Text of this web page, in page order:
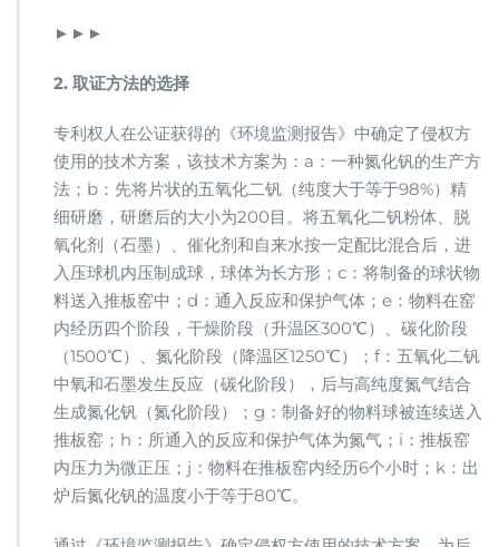
►►►
2. 取证方法的选择
专利权人在公证获得的《环境监测报告》中确定了侵权方
使用的技术方案，该技术方案为：a：一种氮化钒的生产方
法；b：先将片状的五氧化二钒（纯度大于等于98%）精
细研磨，研磨后的大小为200目。将五氧化二钒粉体、脱
氧化剂（石墨）、催化剂和自来水按一定配比混合后，进
入压球机内压制成球，球体为长方形；c：将制备的球状物
料送入推板窑中；d：通入反应和保护气体；e：物料在窑
内经历四个阶段，干燥阶段（升温区300℃）、碳化阶段
（1500℃）、氮化阶段（降温区1250℃）；f：五氧化二钒
中氧和石墨发生反应（碳化阶段），后与高纯度氮气结合
生成氮化钒（氮化阶段）；g：制备好的物料球被连续送入
推板窑；h：所通入的反应和保护气体为氮气；i：推板窑
内压力为微正压；j：物料在推板窑内经历6个小时；k：出
炉后氮化钒的温度小于等于80℃。